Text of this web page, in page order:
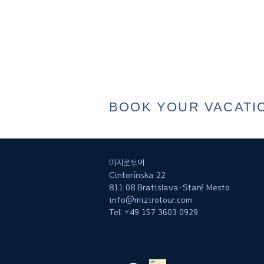
BOOK YOUR
미지로투어
Cintorínska 22
811 08 Bratislava-Staré Mesto
info@mizirotour.com
Tel: +49 157 3603 0929